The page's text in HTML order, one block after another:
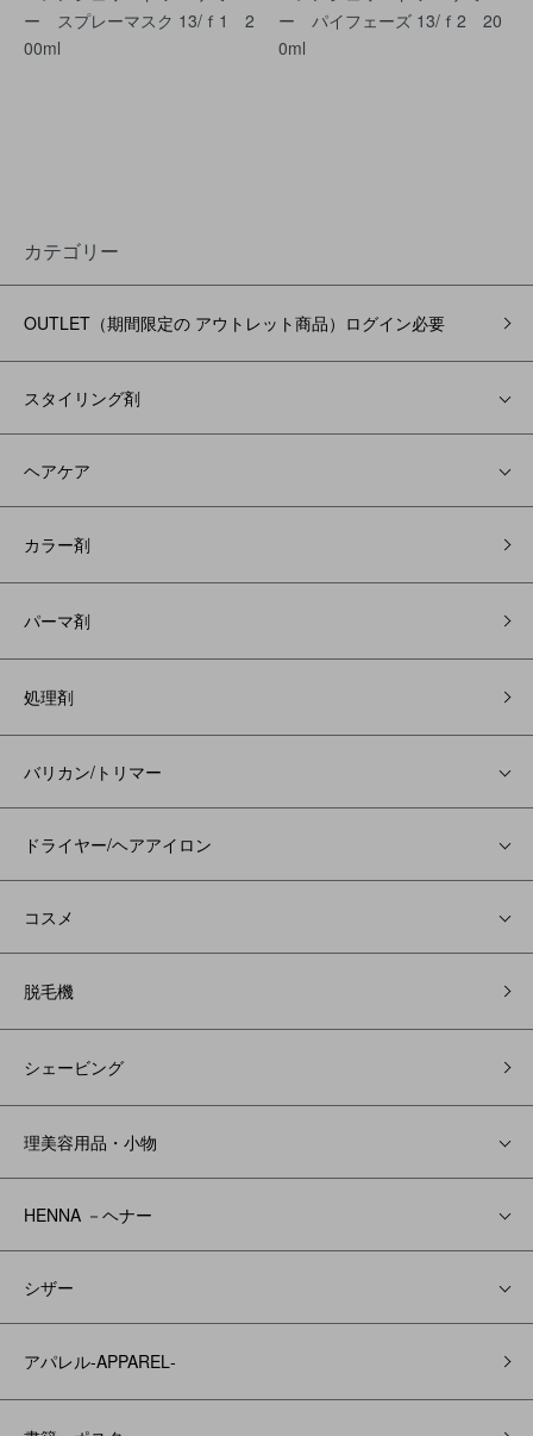
ー スプレーマスク 13/ｆ1 2
00ml
ー パイフェーズ 13/ｆ2 20
0ml
カテゴリー
OUTLET（期間限定の アウトレット商品）ログイン必要
スタイリング剤
ヘアケア
カラー剤
パーマ剤
処理剤
バリカン/トリマー
ドライヤー/ヘアアイロン
コスメ
脱毛機
シェービング
理美容用品・小物
HENNA －ヘナー
シザー
アパレル‐APPAREL‐